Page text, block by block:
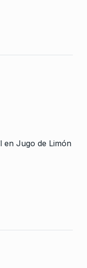
en Jugo de Limón